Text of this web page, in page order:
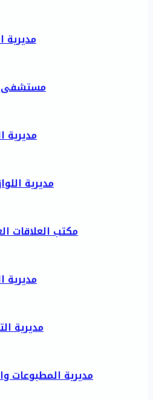
مديرية
مستشفى
مديرية
مديرية
مكتب العلاقات
مديرية
مديرية
مديرية المطبوعات